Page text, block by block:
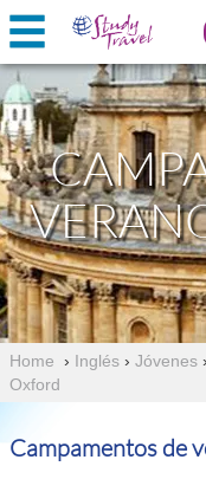
Home › Inglés › Jóvenes ›
Oxford
Campamentos de